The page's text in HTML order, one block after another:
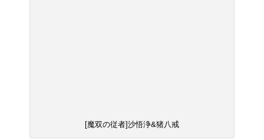
[魔双の従者]沙悟浄&猪八戒